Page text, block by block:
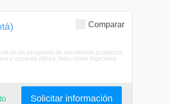
Comparar
es un programa de excelencia acadmica
y carreras afines, tales como ingeniera
Solicitar información